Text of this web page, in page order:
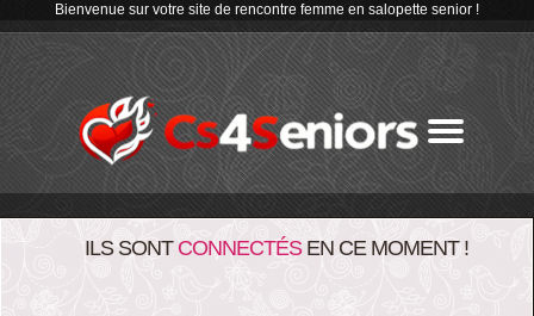
Bienvenue sur votre site de rencontre femme en salopette senior !
ILS SONT CONNECTÉSEN CE MOMENT !